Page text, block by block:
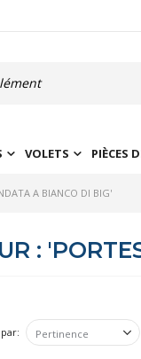
VOLETS PIÈCES
A BIANCO DI BIG'
: